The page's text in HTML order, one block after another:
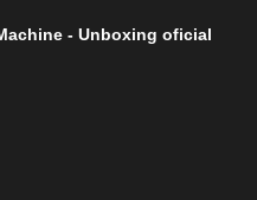
- Unboxing oficial